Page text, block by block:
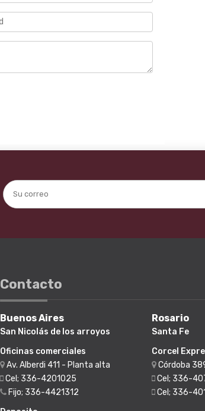
Contacto
Buenos Aires
San Nicolás de los arroyos
Oficinas comerciales
Av. Alberdi 411 - Planta alta
Cel; 336-4201025
Fijo; 336-4421312
Rosario
Santa Fe
Corcel
Córdoba
Cel; 336-
Cel; 336-